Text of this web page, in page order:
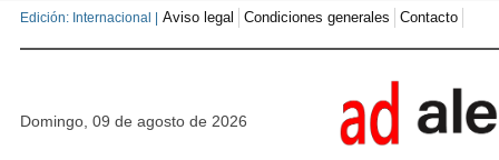
Edición: Internacional | Aviso legal Condiciones generales Contacto
domingo, 09 de agosto de 2026